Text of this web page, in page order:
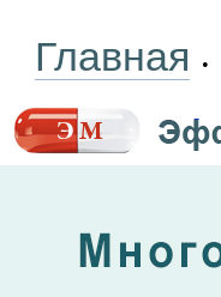
Главная •